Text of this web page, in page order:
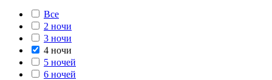
Все
2 ночи
3 ночи
4 ночи
5 ночей
6 ночей